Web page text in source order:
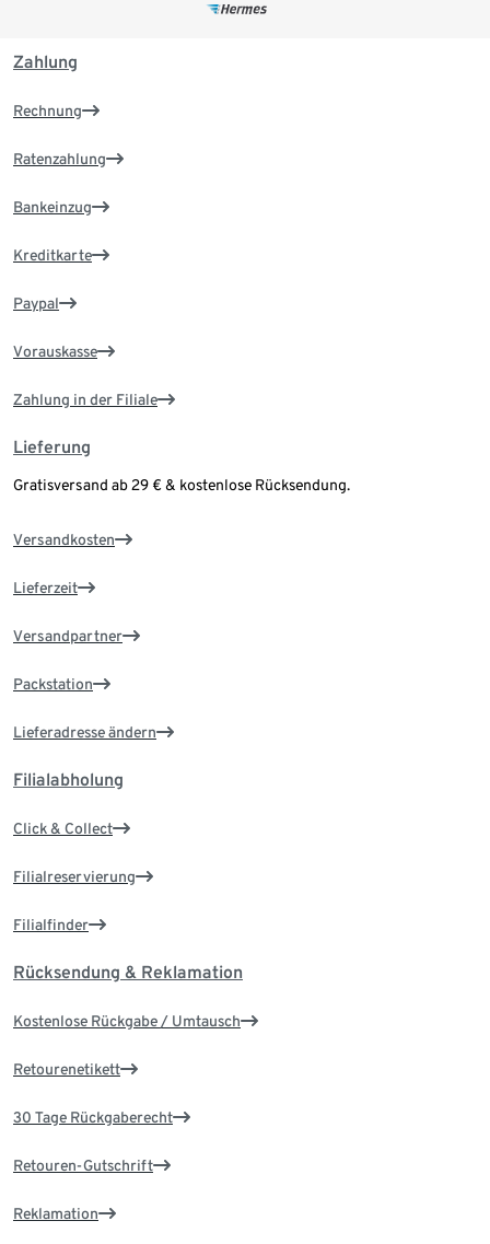
Zahlung
Rechnung
Ratenzahlung
Bankeinzug
Kreditkarte
Paypal
Vorauskasse
Zahlung in der Filiale
Lieferung
Gratisversand ab 29 € & kostenlose Rücksendung.
Versandkosten
Lieferzeit
Versandpartner
Packstation
Lieferadresse ändern
Filialabholung
Click & Collect
Filialreservierung
Filialfinder
Rücksendung & Reklamation
Kostenlose Rückgabe / Umtausch
Retourenetikett
30 Tage Rückgaberecht
Retouren-Gutschrift
Reklamation